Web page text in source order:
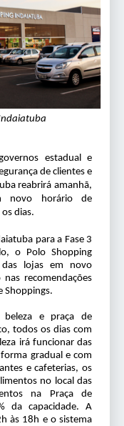
estadual e
de clientes e
reabrirá amanhã,
novo horário de
dias.
para a Fase 3
o Polo Shopping
das lojas em novo
recomendações
Shoppings.
beleza e praça de
todos os dias com
irá funcionar das
gradual e com
e cafeterias, os
no local das
na Praça de
da capacidade. A
às 18h e o sistema